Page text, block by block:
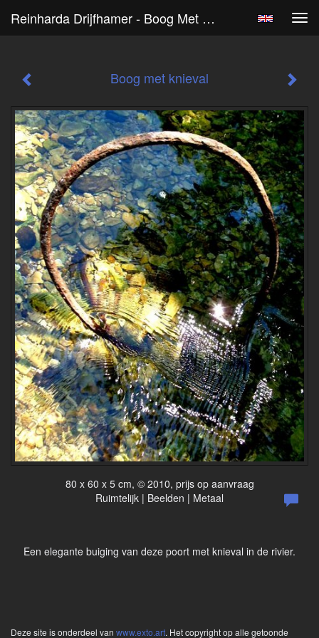
Reinharda Drijfhamer - Boog Met Knieval
Boog met knieval
80 x 60 x 5 cm, © 2010, prijs op aanvraag
Ruimtelijk | Beelden | Metaal
Een elegante buiging van deze poort met knieval in de rivier.
Deze site is onderdeel van www.exto.art. Het copyright op alle getoonde